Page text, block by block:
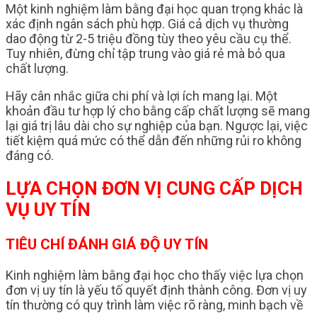
Một kinh nghiệm làm bằng đại học quan trọng khác là
xác định ngân sách phù hợp. Giá cả dịch vụ thường
dao động từ 2-5 triệu đồng tùy theo yêu cầu cụ thể.
Tuy nhiên, đừng chỉ tập trung vào giá rẻ mà bỏ qua
chất lượng.
Hãy cân nhắc giữa chi phí và lợi ích mang lại. Một
khoản đầu tư hợp lý cho bằng cấp chất lượng sẽ mang
lại giá trị lâu dài cho sự nghiệp của bạn. Ngược lại, việc
tiết kiệm quá mức có thể dẫn đến những rủi ro không
đáng có.
LỰA CHỌN ĐƠN VỊ CUNG CẤP DỊCH
VỤ UY TÍN
TIÊU CHÍ ĐÁNH GIÁ ĐỘ UY TÍN
Kinh nghiệm làm bằng đại học cho thấy việc lựa chọn
đơn vị uy tín là yếu tố quyết định thành công. Đơn vị uy
tín thường có quy trình làm việc rõ ràng, minh bạch về